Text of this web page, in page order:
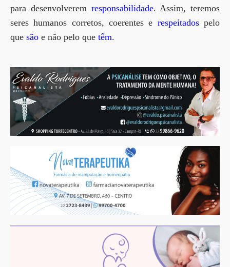
para desenvolverem responsabilidade. Assim, teremos
seres humanos corretos, coerentes e respeitadospelo
que são e não pelo que têm.